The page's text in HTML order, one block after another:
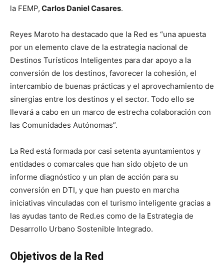
la FEMP, Carlos Daniel Casares.
Reyes Maroto ha destacado que la Red es “una apuesta
por un elemento clave de la estrategia nacional de
Destinos Turísticos Inteligentes para dar apoyo a la
conversión de los destinos, favorecer la cohesión, el
intercambio de buenas prácticas y el aprovechamiento de
sinergias entre los destinos y el sector. Todo ello se
llevará a cabo en un marco de estrecha colaboración con
las Comunidades Autónomas”.
La Red está formada por casi setenta ayuntamientos y
entidades o comarcales que han sido objeto de un
informe diagnóstico y un plan de acción para su
conversión en DTI, y que han puesto en marcha
iniciativas vinculadas con el turismo inteligente gracias a
las ayudas tanto de Red.es como de la Estrategia de
Desarrollo Urbano Sostenible Integrado.
Objetivos de la Red